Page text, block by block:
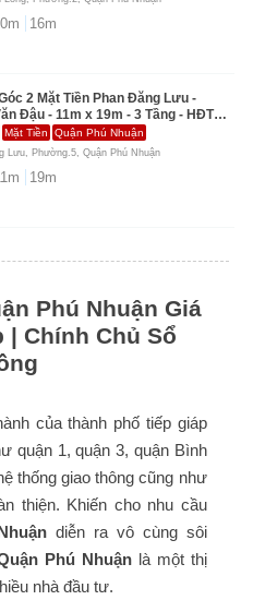
m 16m
2 Mặt Tiền Phan Đăng Lưu -
Đậu - 11m x 19m - 3 Tầng - HĐT
Tỷ
Mặt Tiền Quận Phú Nhuận
Lưu, Phường.5, Quận Phú Nhuận
m 19m
Phú Nhuận Giá
| Chính Chủ Sổ
của thành phố tiếp giáp
quận 1, quận 3, quận Bình
thống giao thông cũng như
thiện. Khiến cho nhu cầu
diễn ra vô cùng sôi
Phú Nhuậnlà một thị
nhà đầu tư.